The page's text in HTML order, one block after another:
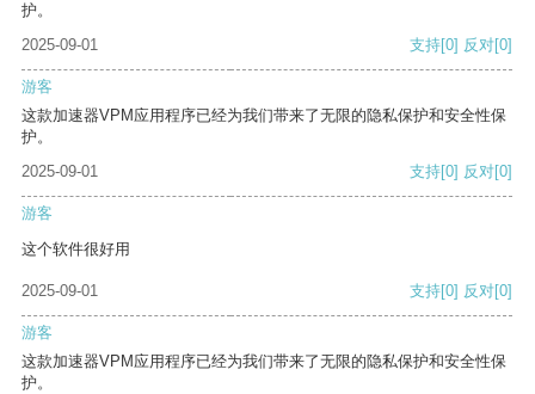
护。
2025-09-01
支持[0] 反对[0]
游客
这款加速器VPM应用程序已经为我们带来了无限的隐私保护和安全性保
护。
2025-09-01
支持[0] 反对[0]
游客
这个软件很好用
2025-09-01 支持[0] 反对[0]
游客
这款加速器VPM应用程序已经为我们带来了无限的隐私保护和安全性保
护。